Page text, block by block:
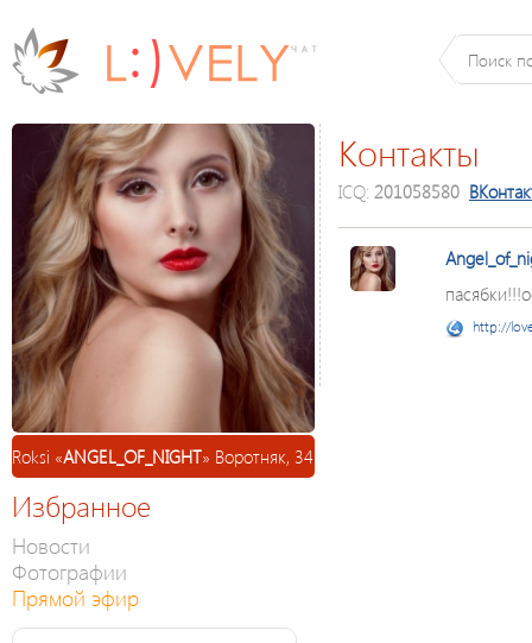
Roksi «ANGEL_OF_NIGHT» Воротняк, 34
Избранное
Новости
Фотографии
Прямой эфир
Контакты
ICQ: 201058580
http://